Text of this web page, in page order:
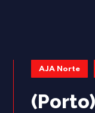
AJA Norte